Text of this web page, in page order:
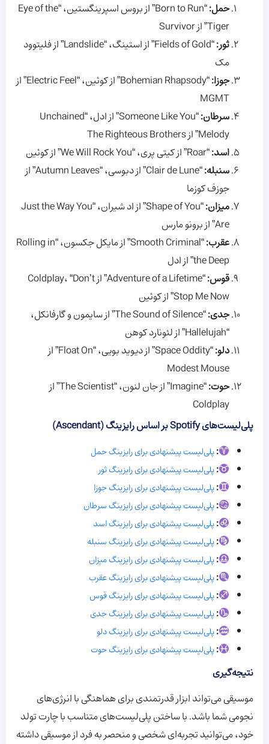
حمل:
“Born to Run” از بروس اسپرینگستین، “Eye of the
Tiger” از Survivor
ثور:
“Fields of Gold” از استینگ، “Landslide” از فلیتوود
مک
جوزا:
“Bohemian Rhapsody” از کوئین، “Electric Feel” از
MGMT
سرطان:
“Someone Like You” از ادل، “Unchained
Melody” از The Righteous Brothers
اسد:“Roar” از کیتی پری، “We Will Rock You” از کوئین
سنبله:
“Clair de Lune” از دبوسی، “Autumn Leaves” از
جوزف کوزما
میزان:
“Shape of You” از اد شیران، “Just the Way You
Are” از برونو مارس
عقرب:
“Smooth Criminal” از مایکل جکسون، “Rolling in
the Deep” از ادل
قوس:
“Adventure of a Lifetime” از Coldplay، “Don’t
Stop Me Now” از کوئین
جدی:
“The Sound of Silence” از سایمون و گارفانکل،
“Hallelujah” از لئونارد کوهن
دلو:
“Space Oddity” از دیوید بویی، “Float On” از
Modest Mouse
حوت:
“Imagine” از جان لنون، “The Scientist” از
Coldplay
پلی‌لیست‌های Spotify بر اساس رایزینگ (Ascendant)
:پلی‌لیست پیشنهادی برای رایزینگ حمل
:پلی‌لیست پیشنهادی برای رایزینگ ثور
:پلی‌لیست پیشنهادی برای رایزینگ جوزا
:پلی‌لیست پیشنهادی برای رایزینگ سرطان
:پلی‌لیست پیشنهادی برای رایزینگ اسد
:پلی‌لیست پیشنهادی برای رایزینگ سنبله
:پلی‌لیست پیشنهادی برای رایزینگ میزان
:پلی‌لیست پیشنهادی برای رایزینگ عقرب
:پلی‌لیست پیشنهادی برای رایزینگ قوس
:پلی‌لیست پیشنهادی برای رایزینگ جدی
:پلی‌لیست پیشنهادی برای رایزینگ دلو
:پلی‌لیست پیشنهادی برای رایزینگ حوت
نتیجه‌گیری
موسیقی می‌تواند ابزار قدرتمندی برای هماهنگی با انرژی‌های
نجومی شما باشد. با ساختن پلی‌لیست‌های متناسب با چارت تولد
خود، می‌توانید تجربه‌ای شخصی و منحصر به فرد از موسیقی داشته